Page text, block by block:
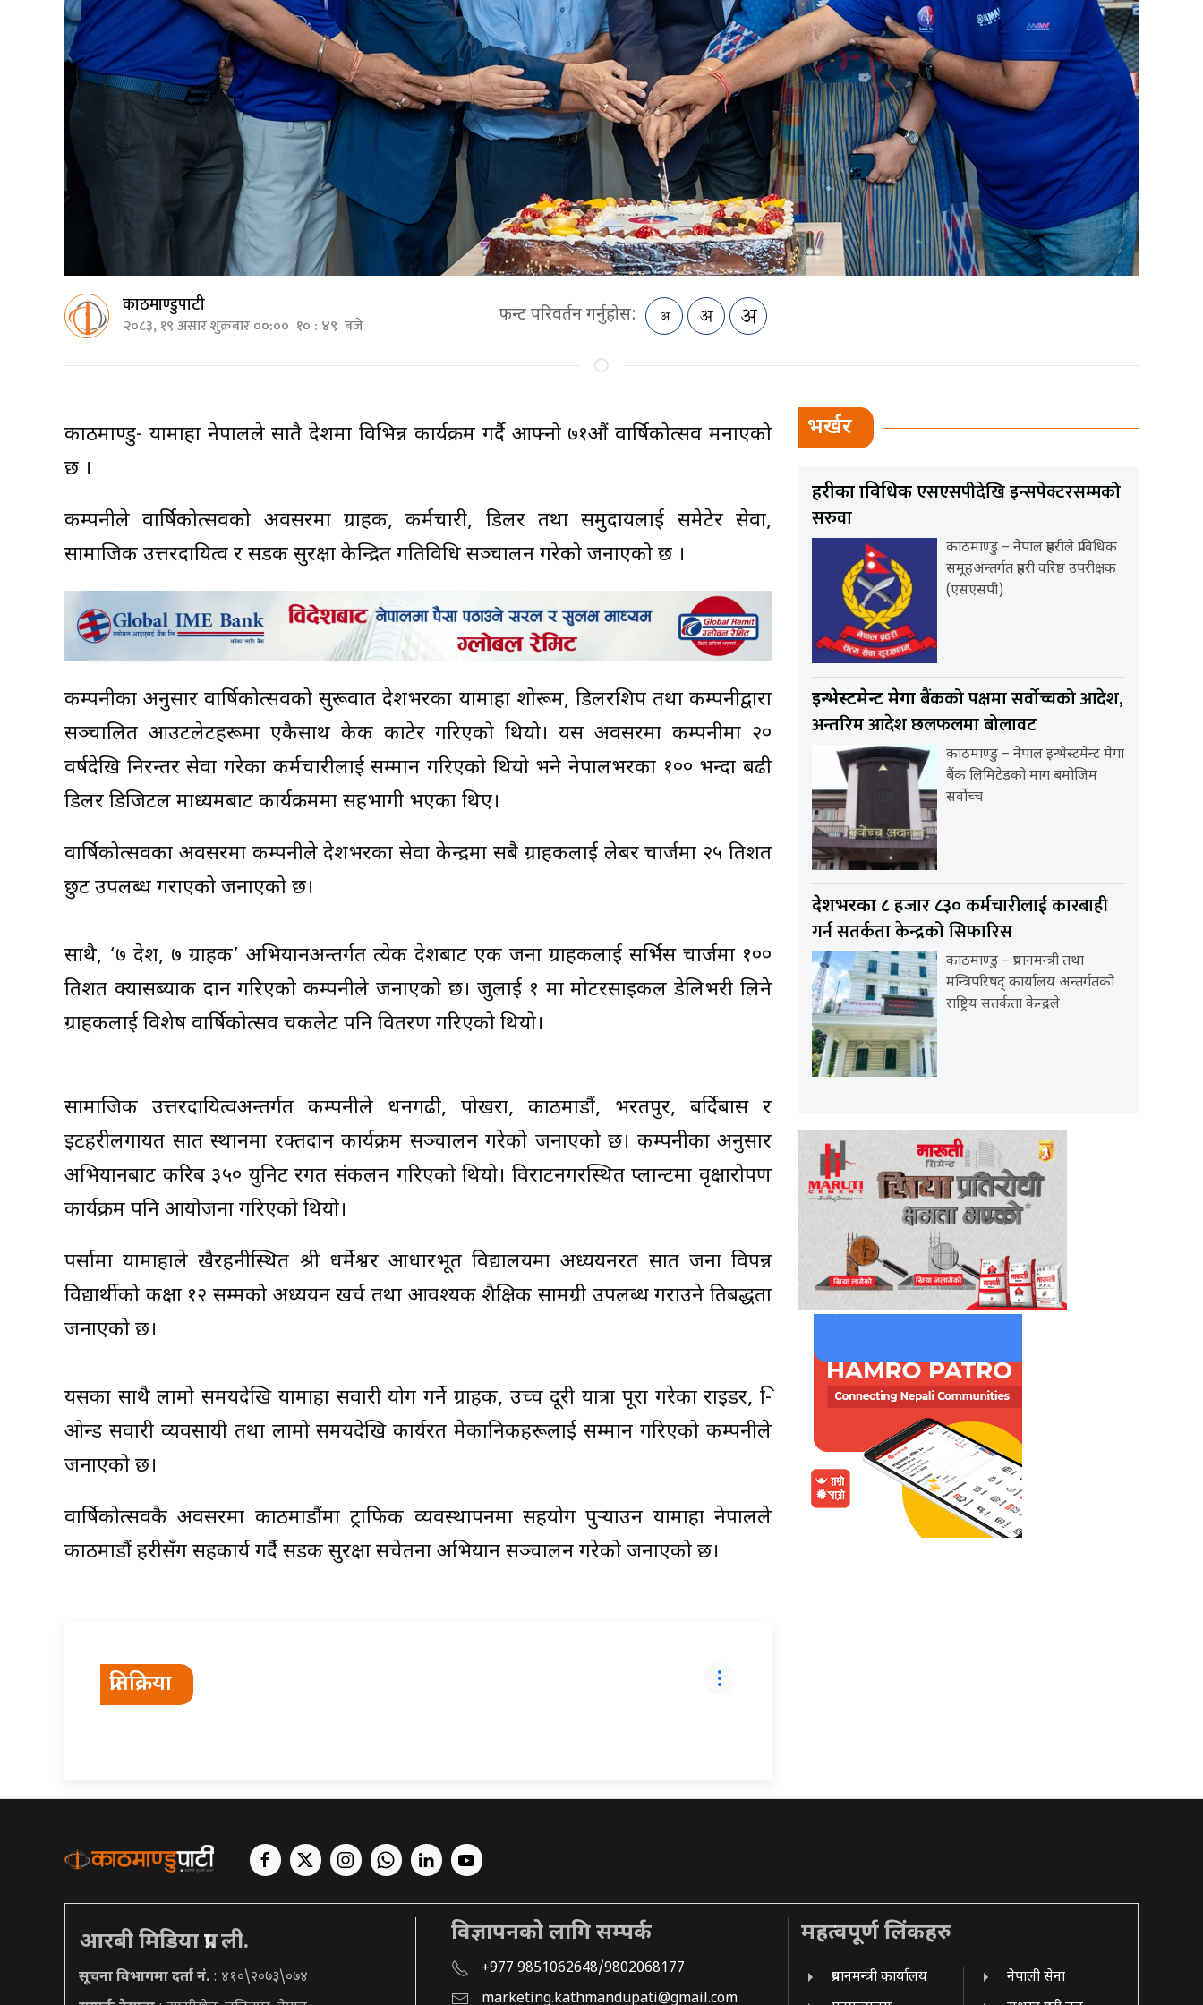
काठमाण्डुपाटी
२०८३, १९ असार शुक्रबार ००:०० १० : ४९ बजे फन्ट परिवर्तन गर्नुहोस:
काठमाण्डु- यामाहा नेपालले सातै प्रदेशमा विभिन्न कार्यक्रम गर्दै आफ्नो ७१औं वार्षिकोत्सव मनाएको
छ ।
कम्पनीले वार्षिकोत्सवको अवसरमा ग्राहक, कर्मचारी, डिलर तथा समुदायलाई समेटेर सेवा,
सामाजिक उत्तरदायित्व र सडक सुरक्षा केन्द्रित गतिविधि सञ्चालन गरेको जनाएको छ ।
कम्पनीका अनुसार वार्षिकोत्सवको सुरूवात देशभरका यामाहा शोरूम, डिलरशिप तथा कम्पनीद्वारा
सञ्चालित आउटलेटहरूमा एकैसाथ केक काटेर गरिएको थियो। यस अवसरमा कम्पनीमा २०
वर्षदेखि निरन्तर सेवा गरेका कर्मचारीलाई सम्मान गरिएको थियो भने नेपालभरका १०० भन्दा बढी
डिलर डिजिटल माध्यमबाट कार्यक्रममा सहभागी भएका थिए।
वार्षिकोत्सवका अवसरमा कम्पनीले देशभरका सेवा केन्द्रमा सबै ग्राहकलाई लेबर चार्जमा २५ प्रतिशत
छुट उपलब्ध गराएको जनाएको छ।
साथै, ‘७ प्रदेश, ७ ग्राहक’ अभियानअन्तर्गत प्रत्येक प्रदेशबाट एक जना ग्राहकलाई सर्भिस चार्जमा १००
प्रतिशत क्यासब्याक प्रदान गरिएको कम्पनीले जनाएको छ। जुलाई १ मा मोटरसाइकल डेलिभरी लिने
ग्राहकलाई विशेष वार्षिकोत्सव चकलेट पनि वितरण गरिएको थियो।
सामाजिक उत्तरदायित्वअन्तर्गत कम्पनीले धनगढी, पोखरा, काठमाडौं, भरतपुर, बर्दिबास र
इटहरीलगायत सात स्थानमा रक्तदान कार्यक्रम सञ्चालन गरेको जनाएको छ। कम्पनीका अनुसार
अभियानबाट करिब ३५० युनिट रगत संकलन गरिएको थियो। विराटनगरस्थित प्लान्टमा वृक्षारोपण
कार्यक्रम पनि आयोजना गरिएको थियो।
पर्सामा यामाहाले खैरहनीस्थित श्री धर्मेश्वर आधारभूत विद्यालयमा अध्ययनरत सात जना विपन्न
विद्यार्थीको कक्षा १२ सम्मको अध्ययन खर्च तथा आवश्यक शैक्षिक सामग्री उपलब्ध गराउने प्रतिबद्धता
जनाएको छ।
यसका साथै लामो समयदेखि यामाहा सवारी प्रयोग गर्ने ग्राहक, उच्च दूरी यात्रा पूरा गरेका राइडर, प्रि-
ओन्ड सवारी व्यवसायी तथा लामो समयदेखि कार्यरत मेकानिकहरूलाई सम्मान गरिएको कम्पनीले
जनाएको छ।
वार्षिकोत्सवकै अवसरमा काठमाडौंमा ट्राफिक व्यवस्थापनमा सहयोग पुर्‍याउन यामाहा नेपालले
काठमाडौं प्रहरीसँग सहकार्य गर्दै सडक सुरक्षा सचेतना अभियान सञ्चालन गरेको जनाएको छ।
प्रतिक्रिया
भर्खर
प्रहरीका प्राविधिकएसएसपीदेखि इन्सपेक्टरसम्मको
सरुवा
काठमाण्डु – नेपाल प्रहरीले प्राविधिक
समूहअन्तर्गत प्रहरी वरिष्ठ उपरीक्षक
(एसएसपी)
इन्भेस्टमेन्ट मेगाबैंकको पक्षमा सर्वाेच्चको आदेश,
अन्तरिम आदेश छलफलमा बोलावट
काठमाण्डु – नेपाल इन्भेस्टमेन्ट मेगा
बैंक लिमिटेडको माग बमोजिम
सर्वोच्च
देशभरका ८हजार ८३० कर्मचारीलाई कारबाही
गर्न सतर्कता केन्द्रको सिफारिस
काठमाण्डु – प्रधानमन्त्री तथा
मन्त्रिपरिषद् कार्यालय अन्तर्गतको
राष्ट्रिय सतर्कता केन्द्रले
आरबी मिडिया प्रा. ली.
सूचना विभागमा दर्ता नं. : ४१०\२०७३\०७४
विज्ञापनको लागि सम्पर्क
+977 9851062648/9802068177
marketing.kathmandupati@gmail.com
महत्वपूर्ण लिंकहरु
प्रधानमन्त्री कार्यालय
नेपाली सेना